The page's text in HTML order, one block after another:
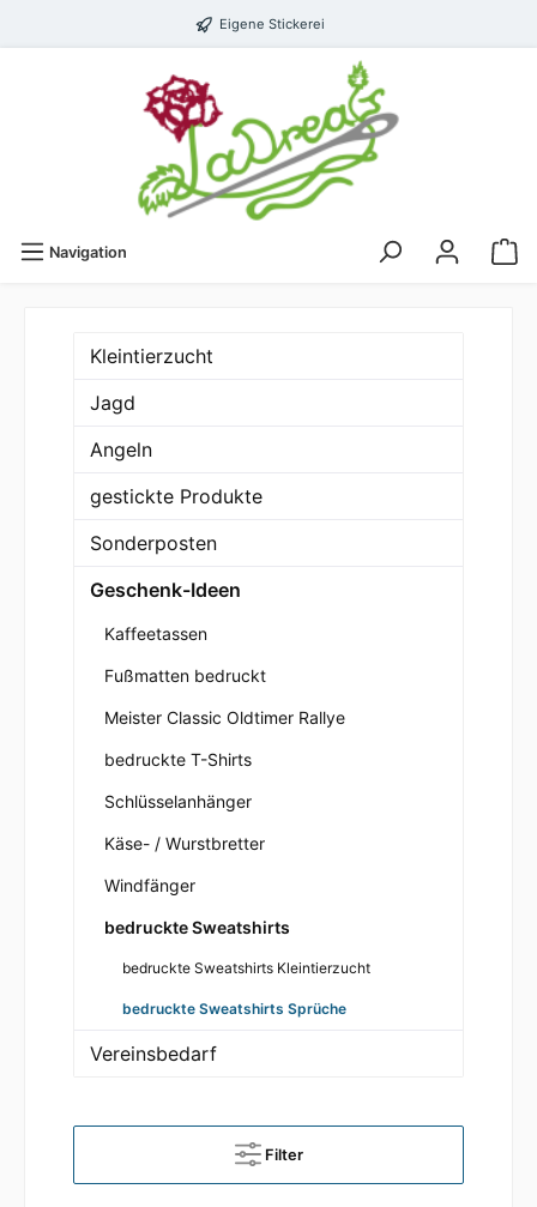
Eigene Stickerei
Navigation
Kleintierzucht
Jagd
Angeln
gestickte Produkte
Sonderposten
Geschenk-Ideen
Kaffeetassen
Fußmatten bedruckt
Meister Classic Oldtimer Rallye
bedruckte T-Shirts
Schlüsselanhänger
Käse- / Wurstbretter
Windfänger
bedruckte Sweatshirts
bedruckte Sweatshirts Kleintierzucht
bedruckte Sweatshirts Sprüche
Vereinsbedarf
Filter